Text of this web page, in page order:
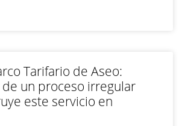
Tarifario de Aseo:
un proceso irregular
este servicio en